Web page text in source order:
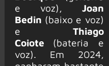
e voz), Joan
Bedin (baixo e voz)
e Thiago
Coiote (bateria e
voz). Em 2024,